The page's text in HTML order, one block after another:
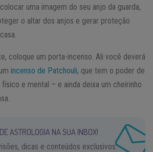
uma imagem do seu anjo da guarda,
o altar dos anjos e gerar proteção
coloque um porta-incenso. Ali você deverá
incenso de Patchouli, que tem o poder de
e mental – e ainda deixa um cheirinho
ASTROLOGIA NA SUA INBOX!
dicas e conteúdos exclusivos.